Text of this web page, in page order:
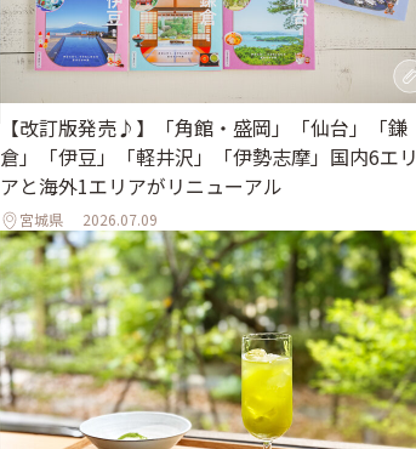
【改訂版発売♪】「角館・盛岡」「仙台」「鎌
倉」「伊豆」「軽井沢」「伊勢志摩」国内6エリ
アと海外1エリアがリニューアル
宮城県 2026.07.09